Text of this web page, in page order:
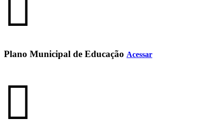
Plano Municipal de Educação Acessar